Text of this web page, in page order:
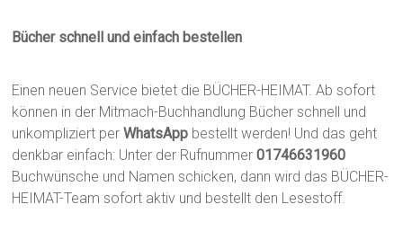
Bücher schnell und einfach bestellen
Einen neuen Service bietet die BÜCHER-HEIMAT. Ab sofort
können in der Mitmach-Buchhandlung Bücher schnell und
unkompliziert perWhatsApp bestellt werden! Und das geht
denkbar einfach: Unter der Rufnummer01746631960
Buchwünsche und Namen schicken, dann wird das BÜCHER-
HEIMAT-Team sofort aktiv und bestellt den Lesestoff.